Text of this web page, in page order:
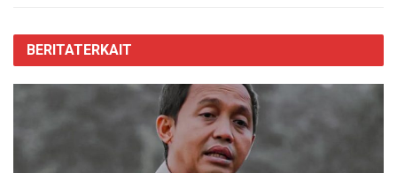
BERITATERKAIT